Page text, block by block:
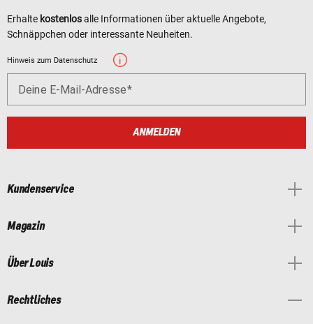
Erhalte kostenlosalle Informationen über aktuelle Angebote,
Schnäppchen oder interessante Neuheiten.
Hinweis zum Datenschutz
Deine E-Mail-Adresse
ANMELDEN
Kundenservice
Magazin
Über Louis
Rechtliches